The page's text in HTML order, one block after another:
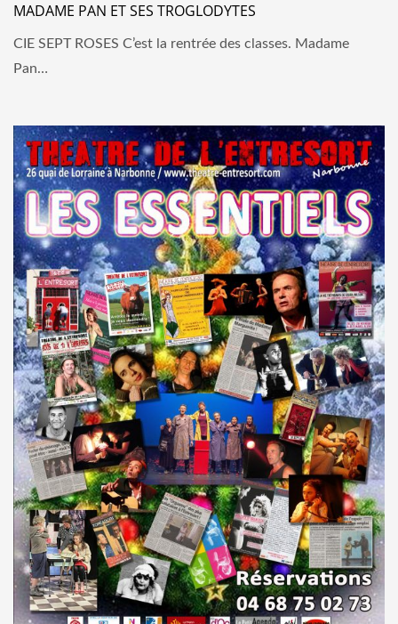
MADAME PAN ET SES TROGLODYTES
CIE SEPT ROSES C’est la rentrée des classes. Madame
Pan…